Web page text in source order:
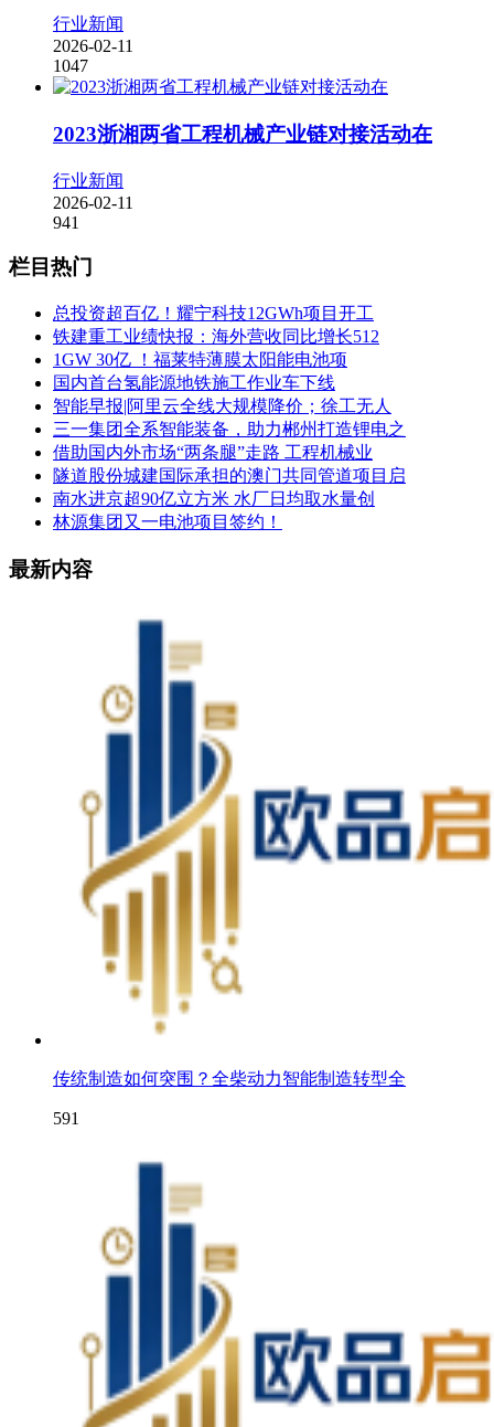
行业新闻
2026-02-11
1047
2023浙湘两省工程机械产业链对接活动在
行业新闻
2026-02-11
941
栏目热门
总投资超百亿！耀宁科技12GWh项目开工
铁建重工业绩快报：海外营收同比增长512
1GW 30亿 ！福莱特薄膜太阳能电池项
国内首台氢能源地铁施工作业车下线
智能早报|阿里云全线大规模降价；徐工无人
三一集团全系智能装备，助力郴州打造锂电之
借助国内外市场“两条腿”走路 工程机械业
隧道股份城建国际承担的澳门共同管道项目启
南水进京超90亿立方米 水厂日均取水量创
林源集团又一电池项目签约！
最新内容
传统制造如何突围？全柴动力智能制造转型全
591